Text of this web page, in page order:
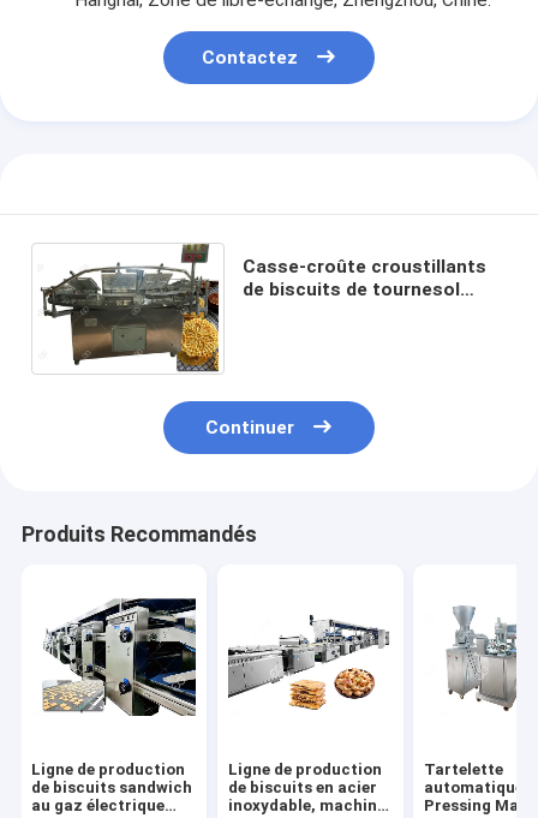
Contactez
Casse-croûte croustillants
de biscuits de tournesol
Continuer
Produits Recommandés
Ligne de production
de biscuits sandwich
au gaz électrique
Ligne de production
de biscuits en acier
inoxydable, machine
Tartelette
automatique
Pressing